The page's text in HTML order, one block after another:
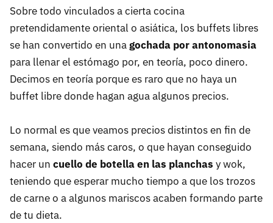
Sobre todo vinculados a cierta cocina
pretendidamente oriental o asiática, los buffets libres
se han convertido en unagochada por antonomasia
para llenar el estómago por, en teoría, poco dinero.
Decimos en teoría porque es raro que no haya un
buffet libre donde hagan agua algunos precios.
Lo normal es que veamos precios distintos en fin de
semana, siendo más caros, o que hayan conseguido
hacer un cuello de botella en las planchas y wok,
teniendo que esperar mucho tiempo a que los trozos
de carne o a algunos mariscos acaben formando parte
de tu dieta.